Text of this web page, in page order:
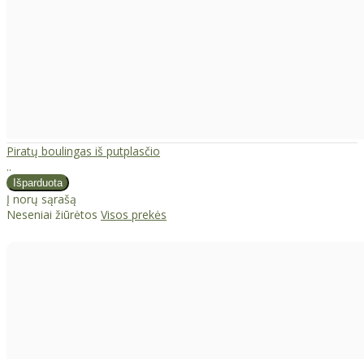
Piratų boulingas iš putplasčio
..
Į norų sąrašą
Neseniai žiūrėtos Visos prekės